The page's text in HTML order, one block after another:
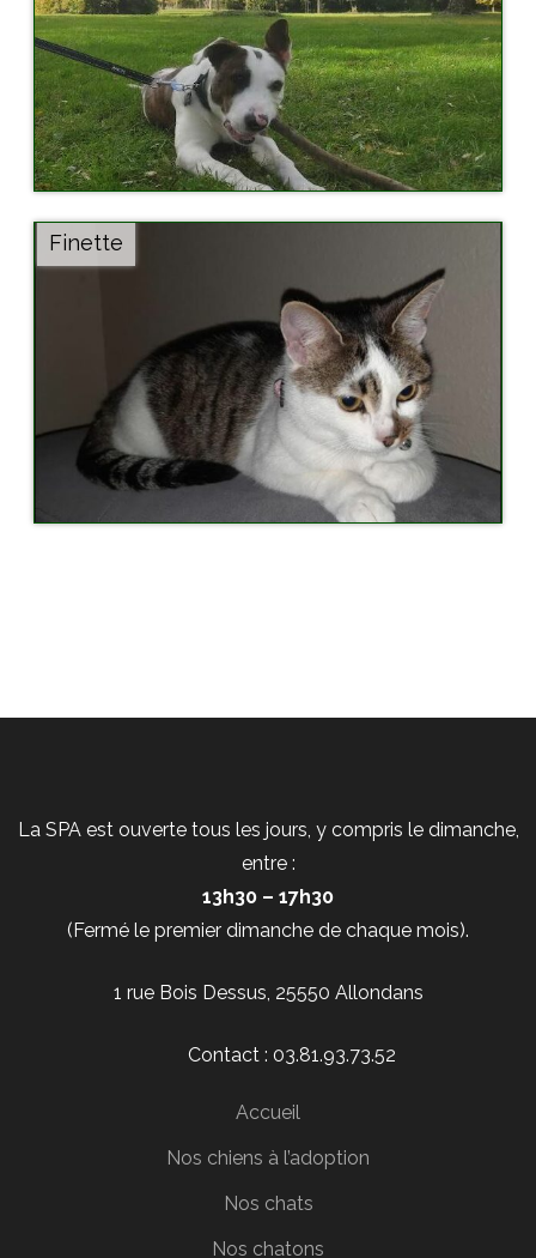
Finette
La SPA est ouverte tous les jours, y compris le dimanche,
entre :
13h30 – 17h30
(Fermé le premier dimanche de chaque mois).
1 rue Bois Dessus, 25550 Allondans
Contact : 03.81.93.73.52
Accueil
Nos chiens à l’adoption
Nos chats
Nos chatons